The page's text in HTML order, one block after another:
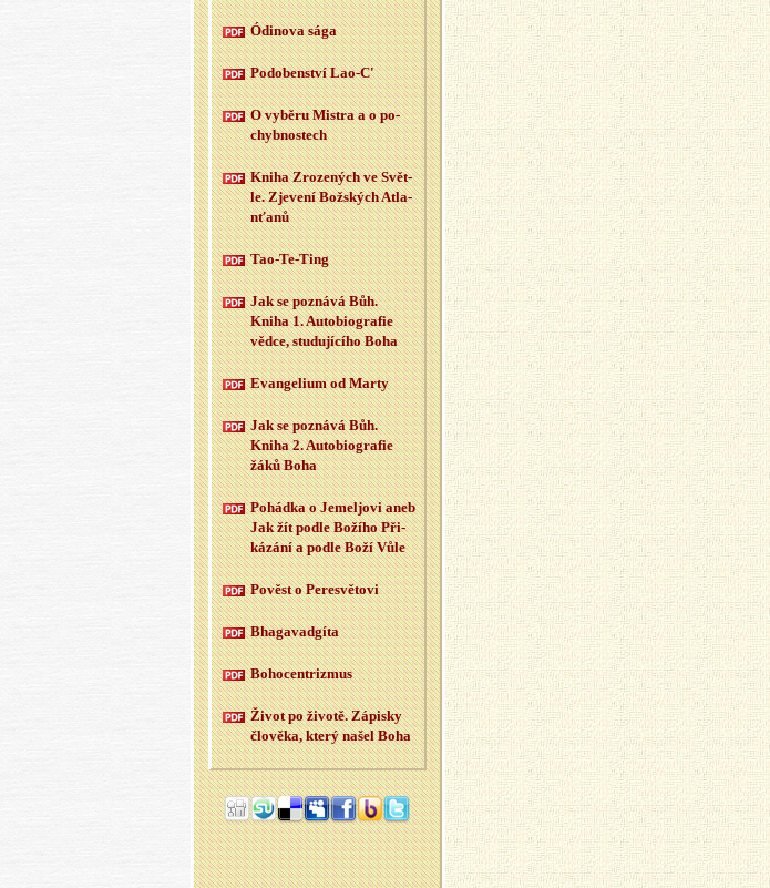
Ódi­no­va sága
Po­do­ben­ství Lao-C'
O vy­bě­ru Mi­s­tra a o po­
chyb­nos­tech
Kniha Zro­ze­ných ve Svět­
le. Zje­ve­ní Bož­ských At­la­
n­ťa­nů
Tao-Te-Ting
Jak se po­zná­vá Bůh.
Kniha 1. Au­to­bi­o­gra­fie
vědce, stu­du­jí­cí­ho Boha
Evan­ge­li­um od Marty
Jak se po­zná­vá Bůh.
Kniha 2. Au­to­bi­o­gra­fie
žáků Boha
Po­hád­ka o Je­meljo­vi aneb
Jak žít podle Bo­ží­ho Při­
ká­zá­ní a podle Boží Vůle
Po­věst o Pe­re­svě­to­vi
Bha­ga­vad­gí­ta
Bo­ho­cen­t­rizmus
Život po ži­vo­tě. Zá­pis­ky
člo­vě­ka, který našel Boha